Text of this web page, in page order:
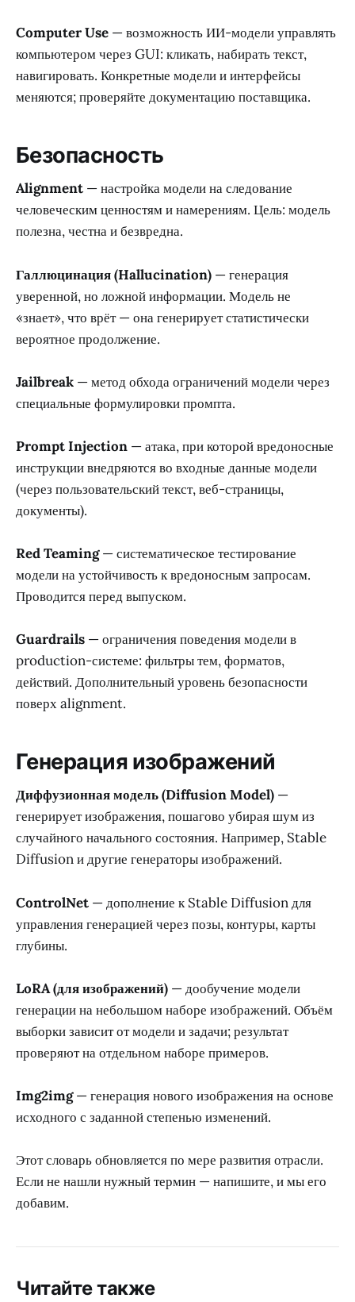
Computer Use — возможность ИИ-модели управлять
компьютером через GUI: кликать, набирать текст,
навигировать. Конкретные модели и интерфейсы
меняются; проверяйте документацию поставщика.
Безопасность
Alignment — настройка модели на следование
человеческим ценностям и намерениям. Цель: модель
полезна, честна и безвредна.
Галлюцинация (Hallucination) — генерация
уверенной, но ложной информации. Модель не
«знает», что врёт — она генерирует статистически
вероятное продолжение.
Jailbreak — метод обхода ограничений модели через
специальные формулировки промпта.
Prompt Injection — атака, при которой вредоносные
инструкции внедряются во входные данные модели
(через пользовательский текст, веб-страницы,
документы).
Red Teaming— систематическое тестирование
модели на устойчивость к вредоносным запросам.
Проводится перед выпуском.
Guardrails — ограничения поведения модели в
production-системе: фильтры тем, форматов,
действий. Дополнительный уровень безопасности
поверх alignment.
Генерация изображений
Диффузионная модель (Diffusion Model) —
генерирует изображения, пошагово убирая шум из
случайного начального состояния. Например, Stable
Diffusion и другие генераторы изображений.
ControlNet — дополнение к Stable Diffusion для
управления генерацией через позы, контуры, карты
глубины.
LoRA (для изображений) — дообучение модели
генерации на небольшом наборе изображений. Объём
выборки зависит от модели и задачи; результат
проверяют на отдельном наборе примеров.
Img2img— генерация нового изображения на основе
исходного с заданной степенью изменений.
Этот словарь обновляется по мере развития отрасли.
Если не нашли нужный термин — напишите, и мы его
добавим.
Читайте также